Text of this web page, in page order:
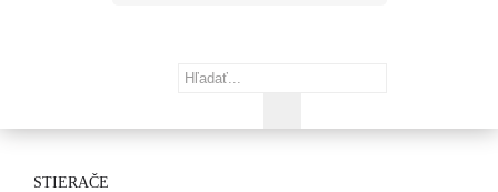
STIERAČE